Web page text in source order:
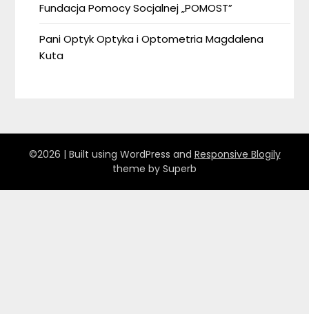
Fundacja Pomocy Socjalnej „POMOST”
Pani Optyk Optyka i Optometria Magdalena
Kuta
©2026 | Built using WordPress and Responsive Blogily
theme by Superb